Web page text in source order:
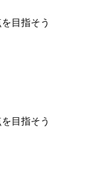
目指そう
目指そう